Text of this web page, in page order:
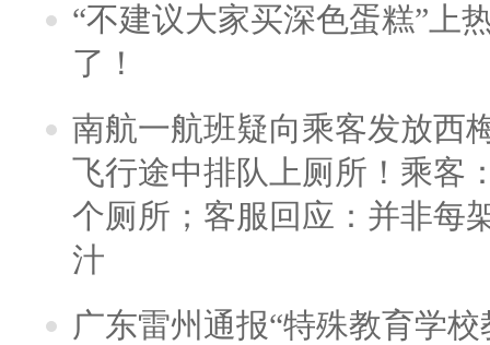
“不建议大家买深色蛋糕”上
了！
南航一航班疑向乘客发放西
飞行途中排队上厕所！乘客
个厕所；客服回应：并非每
汁
广东雷州通报“特殊教育学